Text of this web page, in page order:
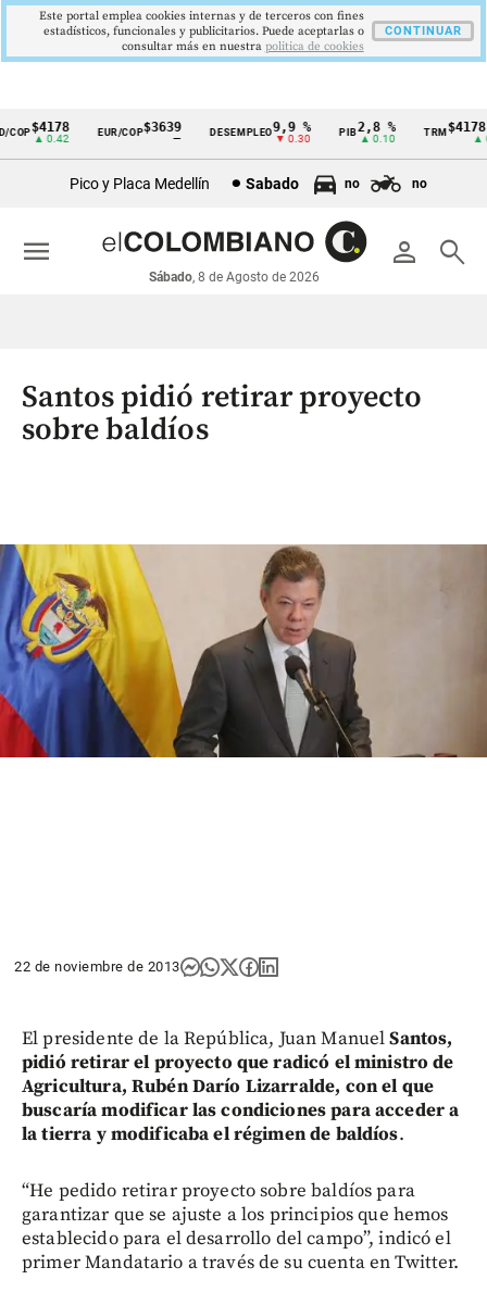
Cintillo
económicos
Colombia
$4178
▲ 0.42
EUR/COP$3639 DESEMPLEO 9,9 %
▼ 0.30
PIB2,8 %
▲ 0.10
TRM
▲
Pico y Placa Medellín Sabado no no
person search
Sábado, 8 de Agosto de 2026
menu
Santos pidió retirar proyecto
sobre baldíos
22 de noviembre de 2013
El presidente de la República, Juan ManuelSantos,
pidió retirar el proyecto que radicó el ministro de
Agricultura, Rubén Darío Lizarralde, con el que
buscaría modificar las condiciones para acceder a
la tierra y modificaba el régimen de baldíos.
“He pedido retirar proyecto sobre baldíos para
garantizar que se ajuste a los principios que hemos
establecido para el desarrollo del campo”, indicó el
primer Mandatario a través de su cuenta en Twitter.
Este portal emplea cookies internas y de terceros con fines
estadísticos, funcionales y publicitarios. Puede aceptarlas o
consultar más en nuestra politica de cookies
CONTINUAR